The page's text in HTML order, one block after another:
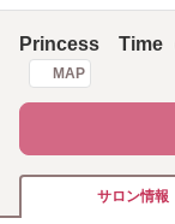
Princess Time
MAP
サロン情報